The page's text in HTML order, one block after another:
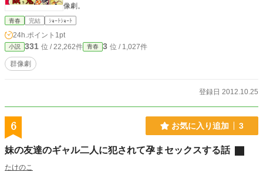
像劇。
青春 完結 ｼｮｰﾄｼｮｰﾄ
24h.ポイント 1pt
小説 331 位 / 22,262件 青春 3 位 / 1,027件
群像劇
登録日 2012.10.25
6 お気に入り追加 3
妹の友達のギャル二人に犯されて孕まセックスする話
たけのこ